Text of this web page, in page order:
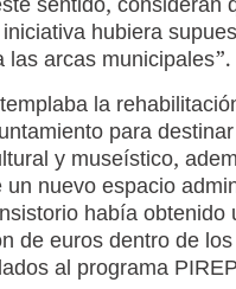
sentido, consideran
hubiera
las arcas municipales”.
la
para
y museístico,
nuevo espacio
había obtenido
de euros dentro de
al programa